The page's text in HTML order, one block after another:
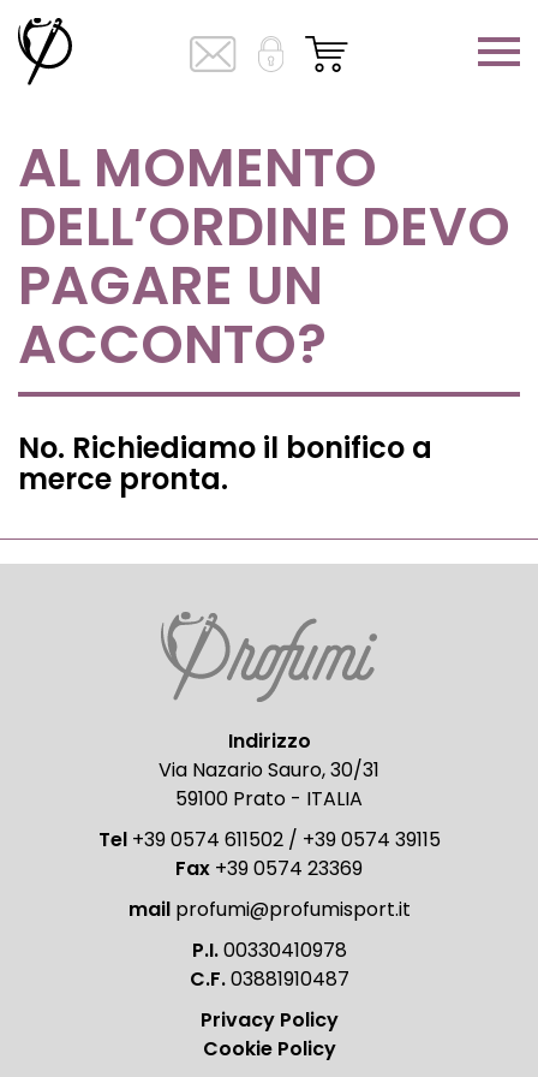
AL MOMENTO
DELL’ORDINE DEVO
PAGARE UN
ACCONTO?
No. Richiediamo il bonifico a
merce pronta.
Indirizzo
Via Nazario Sauro, 30/31
59100 Prato - ITALIA
Tel+39 0574 611502 / +39 0574 39115
Fax +39 0574 23369
mail profumi@profumisport.it
P.I.00330410978
C.F.03881910487
Privacy Policy
Cookie Policy